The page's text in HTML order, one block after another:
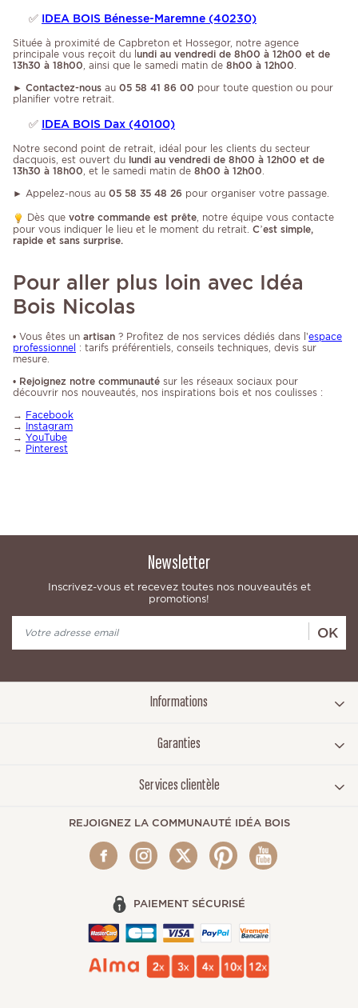
✅ IDEA BOIS Bénesse-Maremne (40230)
Située à proximité de Capbreton et Hossegor, notre agence
principale vous reçoit du l undi au vendredi de 8h00 à 12h00 et de
13h30 à 18h00, ainsi que le samedi matin de 8h00 à 12h00.
► Contactez-nous au 05 58 41 86 00 pour toute question ou pour
planifier votre retrait.
✅ IDEA BOIS Dax (40100)
Notre second point de retrait, idéal pour les clients du secteur
dacquois, est ouvert du lundi au vendredi de 8h00 à 12h00 et de
13h30 à 18h00, et le samedi matin de 8h00 à 12h00.
► Appelez-nous au 05 58 35 48 26 pour organiser votre passage.
Dès que votre commande est prête, notre équipe vous contacte
pour vous indiquer le lieu et le moment du retrait. C’est simple,
rapide et sans surprise.
Pour aller plus loin avec Idéa
Bois Nicolas
• Vous êtes un artisan ? Profitez de nos services dédiés dans l’espace
professionnel : tarifs préférentiels, conseils techniques, devis sur
mesure.
• Rejoignez notre communauté sur les réseaux sociaux pour
découvrir nos nouveautés, nos inspirations bois et nos coulisses :
→ Facebook
→ Instagram
→ YouTube
→ Pinterest
Newsletter
Inscrivez-vous et recevez toutes nos nouveautés et
promotions!
OK
Informations
Garanties
Services clientèle
REJOIGNEZ LA COMMUNAUTÉ IDÉA BOIS
PAIEMENT SÉCURISÉ